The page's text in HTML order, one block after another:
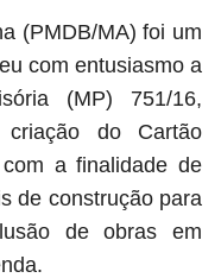
(PMDB/MA) foi um
com entusiasmo a
(MP) 751/16,
do Cartão
a finalidade de
de construção para
de obras em